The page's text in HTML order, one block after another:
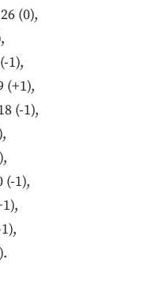
(0),
1),
(+1),
(-1),
1),